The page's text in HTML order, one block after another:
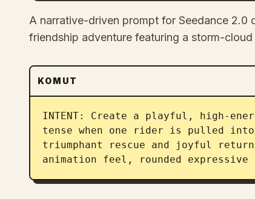
A narrative-driven prompt for Seedance
friendship adventure featuring a storm-
KOMUT
INTENT: Create a playful, high-
tense when one rider is pulled
triumphant rescue and joyful
animation feel, rounded expressive